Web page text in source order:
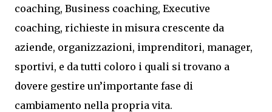
coaching, Business coaching, Executive
coaching, richieste in misura crescente da
aziende, organizzazioni, imprenditori, manager,
sportivi, e da tutti coloro i quali si trovano a
dovere gestire un’importante fase di
cambiamento nella propria vita.